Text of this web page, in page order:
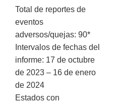
Total de reportes de
eventos
adversos/quejas: 90*
Intervalos de fechas del
informe: 17 de octubre
de 2023 – 16 de enero
de 2024
Estados con